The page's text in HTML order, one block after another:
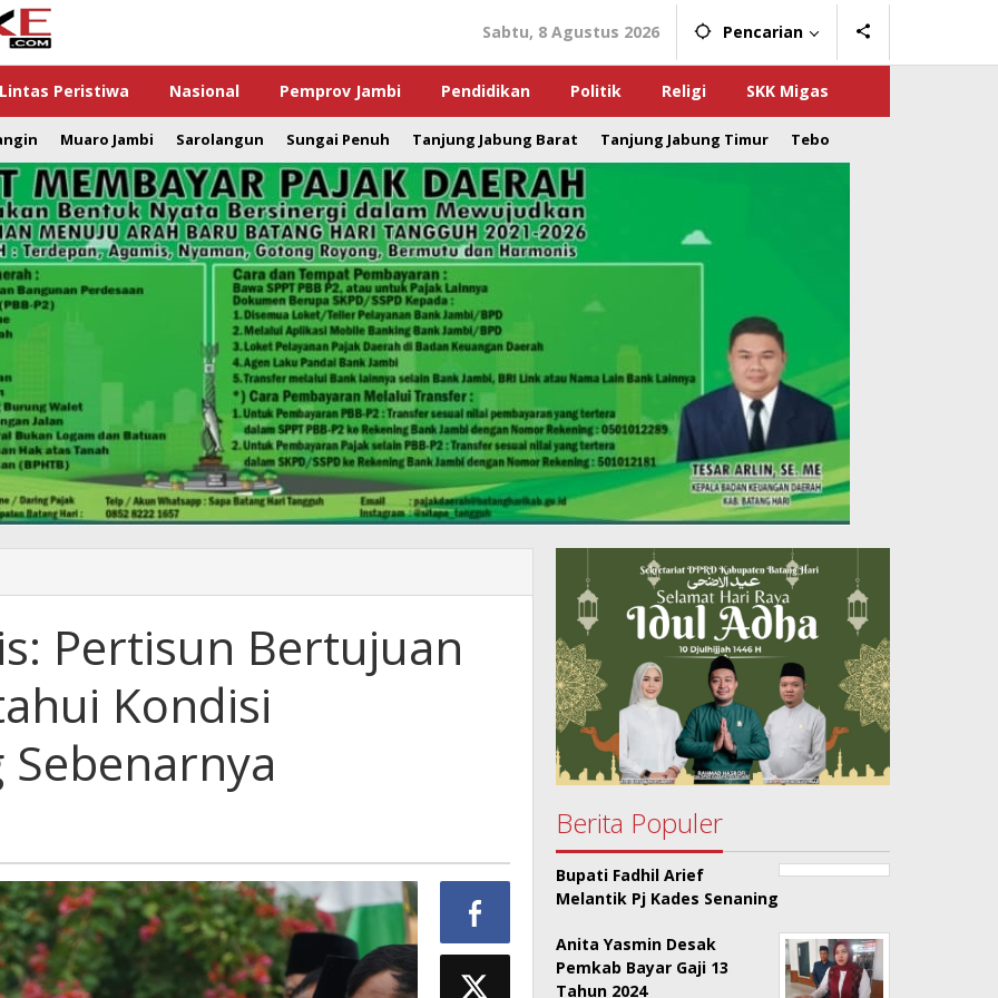
Sabtu, 8 Agustus 2026 Pencarian
Lintas Peristiwa Nasional Pemprov Jambi Pendidikan Politik Religi SKK Migas
Muaro Jambi Sarolangun Sungai Penuh Tanjung Jabung Barat Tanjung Jabung Timur Tebo
Pertisun Bertujuan
Kondisi
Berita Populer
Bupati Fadhil Arief
Melantik Pj Kades Senaning
Anita Yasmin Desak
Pemkab Bayar Gaji 13
Tahun 2024